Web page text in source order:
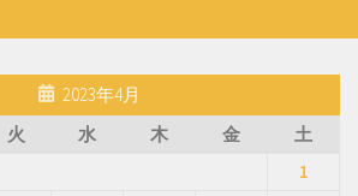
2023年4月
火 水 木 金
土
1